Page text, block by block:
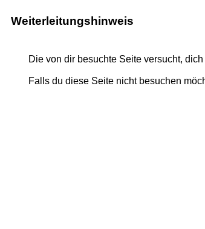
Weiterleitungshinweis
Die von dir besuchte Seite versucht, dich
Falls du diese Seite nicht besuchen